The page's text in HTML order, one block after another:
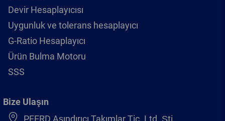
Devir Hesaplayıcısı
Uygunluk ve tolerans hesaplayıcı
G-Ratio Hesaplayıcı
Ürün Bulma Motoru
SSS
Bize Ulaşın
PFERD Aşındırıcı Takımlar Tic. Ltd. Şti.